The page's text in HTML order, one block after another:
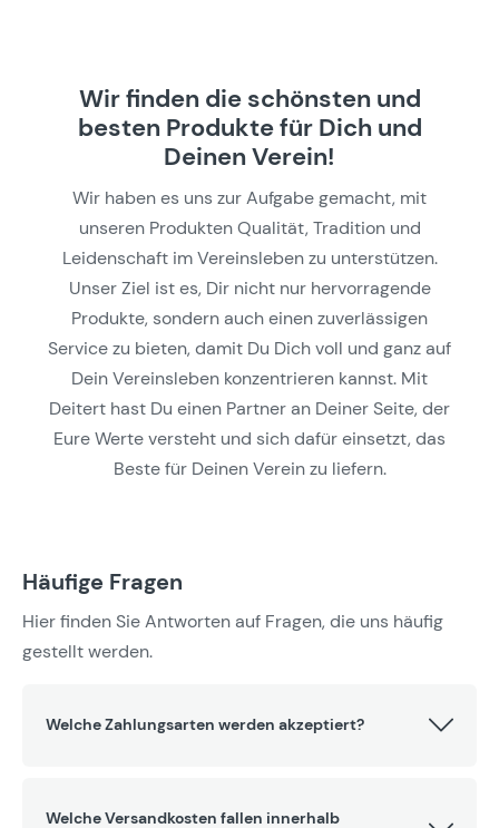
Wir finden die schönsten und
besten Produkte für Dich und
Deinen Verein!
Wir haben es uns zur Aufgabe gemacht, mit
unseren Produkten Qualität, Tradition und
Leidenschaft im Vereinsleben zu unterstützen.
Unser Ziel ist es, Dir nicht nur hervorragende
Produkte, sondern auch einen zuverlässigen
Service zu bieten, damit Du Dich voll und ganz auf
Dein Vereinsleben konzentrieren kannst. Mit
Deitert hast Du einen Partner an Deiner Seite, der
Eure Werte versteht und sich dafür einsetzt, das
Beste für Deinen Verein zu liefern.
Häufige Fragen
Hier finden Sie Antworten auf Fragen, die uns häufig
gestellt werden.
Welche Zahlungsarten werden akzeptiert?
Welche Versandkosten fallen innerhalb